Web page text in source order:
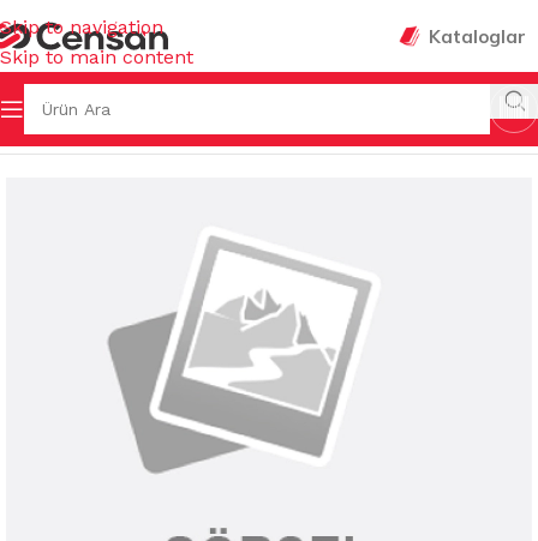
Skip to navigation
Skip to main content
Kataloglar
/TUZLUK & BİBERLİK & YAĞLIK & EKMEKLİK & SOS ŞİŞESİ